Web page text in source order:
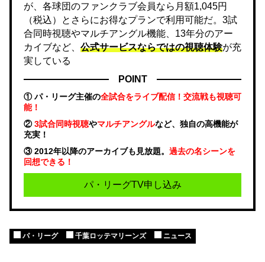
が、各球団のファンクラブ会員なら月額1,045円
（税込）とさらにお得なプランで利用可能だ。3試
合同時視聴やマルチアングル機能、13年分のアー
カイブなど、 公式サービスならではの視聴体験が充
実している
POINT
① パ・リーグ主催の全試合をライブ配信！交流戦も視聴可
能！
②3試合同時視聴やマルチアングルなど、独自の高機能が
充実！
③ 2012年以降のアーカイブも見放題。 過去の名シーンを
回想できる！
パ・リーグTV申し込み
パ・リーグ 千葉ロッテマリーンズ ニュース